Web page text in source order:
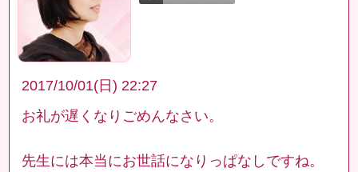
2017/10/01(日) 22:27
お礼が遅くなりごめんなさい。
先生には本当にお世話になりっぱなしですね。